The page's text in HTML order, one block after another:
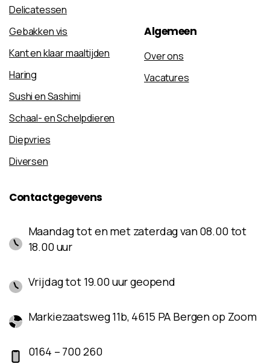
Delicatessen
Gebakken vis
Kant en klaar maaltijden
Haring
Sushi en Sashimi
Schaal- en Schelpdieren
Diepvries
Diversen
Algemeen
Over ons
Vacatures
Contactgegevens
Maandag tot en met zaterdag van 08.00 tot
18.00 uur
Vrijdag tot 19.00 uur geopend
Markiezaatsweg 11b, 4615 PA Bergen op Zoom
0164 – 700 260